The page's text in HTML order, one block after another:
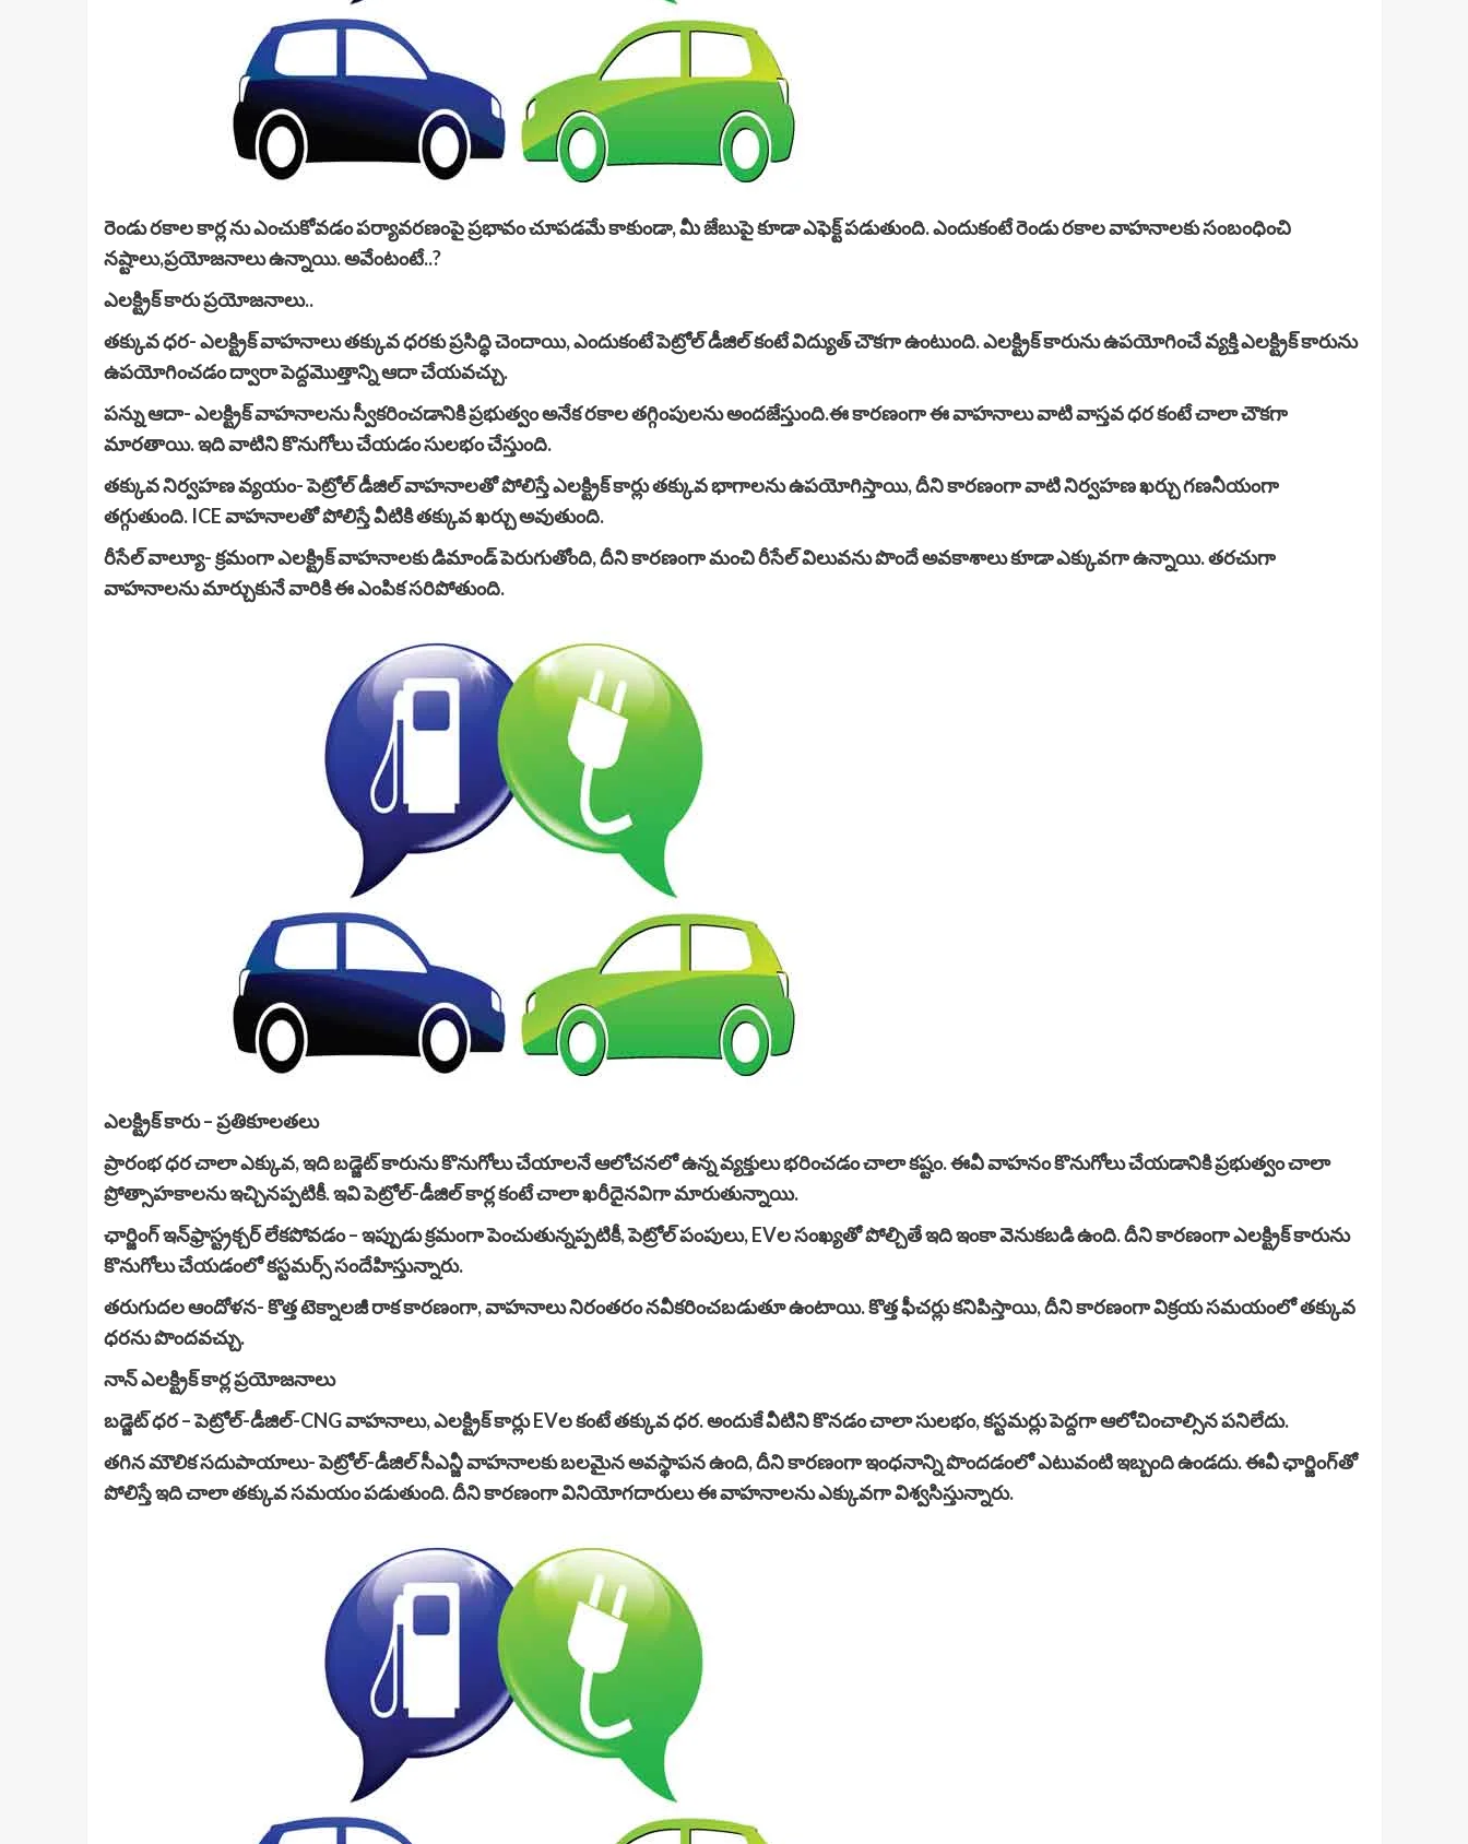
రెండు రకాల కార్ల ను ఎంచుకోవడం పర్యావరణంపై ప్రభావం చూపడమే కాకుండా, మీ జేబుపై కూడా ఎఫెక్ట్ పడుతుంది. ఎందుకంటే రెండు రకాల వాహనాలకు సంబంధించి
నష్టాలు,ప్రయోజనాలు ఉన్నాయి. అవేంటంటే..?
ఎలక్ట్రిక్ కారు ప్రయోజనాలు..
తక్కువ ధర- ఎలక్ట్రిక్ వాహనాలు తక్కువ ధరకు ప్రసిద్ధి చెందాయి, ఎందుకంటే పెట్రోల్ డీజిల్ కంటే విద్యుత్ చౌకగా ఉంటుంది. ఎలక్ట్రిక్ కారును ఉపయోగించే వ్యక్తి ఎలక్ట్రిక్ కారును
ఉపయోగించడం ద్వారా పెద్దమొత్తాన్ని ఆదా చేయవచ్చు.
పన్ను ఆదా- ఎలక్ట్రిక్ వాహనాలను స్వీకరించడానికి ప్రభుత్వం అనేక రకాల తగ్గింపులను అందజేస్తుంది.ఈ కారణంగా ఈ వాహనాలు వాటి వాస్తవ ధర కంటే చాలా చౌకగా
మారతాయి. ఇది వాటిని కొనుగోలు చేయడం సులభం చేస్తుంది.
తక్కువ నిర్వహణ వ్యయం- పెట్రోల్ డీజిల్ వాహనాలతో పోలిస్తే ఎలక్ట్రిక్ కార్లు తక్కువ భాగాలను ఉపయోగిస్తాయి, దీని కారణంగా వాటి నిర్వహణ ఖర్చు గణనీయంగా
తగ్గుతుంది. ICE వాహనాలతో పోలిస్తే వీటికి తక్కువ ఖర్చు అవుతుంది.
రీసేల్ వాల్యూ- క్రమంగా ఎలక్ట్రిక్ వాహనాలకు డిమాండ్ పెరుగుతోంది, దీని కారణంగా మంచి రీసేల్ విలువను పొందే అవకాశాలు కూడా ఎక్కువగా ఉన్నాయి. తరచుగా
వాహనాలను మార్చుకునే వారికి ఈ ఎంపిక సరిపోతుంది.
ఎలక్ట్రిక్ కారు – ప్రతికూలతలు
ప్రారంభ ధర చాలా ఎక్కువ, ఇది బడ్జెట్ కారును కొనుగోలు చేయాలనే ఆలోచనలో ఉన్న వ్యక్తులు భరించడం చాలా కష్టం. ఈవీ వాహనం కొనుగోలు చేయడానికి ప్రభుత్వం చాలా
ప్రోత్సాహకాలను ఇచ్చినప్పటికీ. ఇవి పెట్రోల్-డీజిల్ కార్ల కంటే చాలా ఖరీదైనవిగా మారుతున్నాయి.
ఛార్జింగ్ ఇన్‌ఫ్రాస్ట్రక్చర్ లేకపోవడం – ఇప్పుడు క్రమంగా పెంచుతున్నప్పటికీ, పెట్రోల్ పంపులు, EVల సంఖ్యతో పోల్చితే ఇది ఇంకా వెనుకబడి ఉంది. దీని కారణంగా ఎలక్ట్రిక్ కారును
కొనుగోలు చేయడంలో కస్టమర్స్ సందేహిస్తున్నారు.
తరుగుదల ఆందోళన- కొత్త టెక్నాలజీ రాక కారణంగా, వాహనాలు నిరంతరం నవీకరించబడుతూ ఉంటాయి. కొత్త ఫీచర్లు కనిపిస్తాయి, దీని కారణంగా విక్రయ సమయంలో తక్కువ
ధరను పొందవచ్చు.
నాన్ ఎలక్ట్రిక్ కార్ల ప్రయోజనాలు
బడ్జెట్ ధర – పెట్రోల్-డీజిల్-CNG వాహనాలు, ఎలక్ట్రిక్ కార్లు EVల కంటే తక్కువ ధర. అందుకే వీటిని కొనడం చాలా సులభం, కస్టమర్లు పెద్దగా ఆలోచించాల్సిన పనిలేదు.
తగిన మౌలిక సదుపాయాలు- పెట్రోల్-డీజిల్ సీఎన్జీ వాహనాలకు బలమైన అవస్థాపన ఉంది, దీని కారణంగా ఇంధనాన్ని పొందడంలో ఎటువంటి ఇబ్బంది ఉండదు. ఈవీ ఛార్జింగ్‌తో
పోలిస్తే ఇది చాలా తక్కువ సమయం పడుతుంది. దీని కారణంగా వినియోగదారులు ఈ వాహనాలను ఎక్కువగా విశ్వసిస్తున్నారు.